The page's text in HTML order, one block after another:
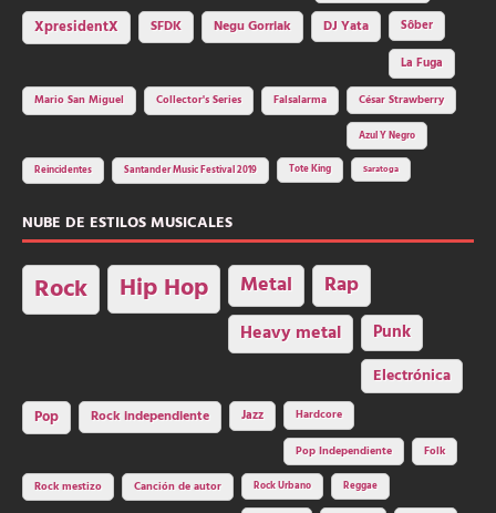
XpresidentX SFDK Negu Gorriak DJ Yata
Sôber
La Fuga
Mario San Miguel
Collector's Series Falsalarma César Strawberry
Azul Y Negro
Reincidentes Santander Music Festival 2019 Tote King Saratoga
NUBE DE ESTILOS MUSICALES
Rock Hip Hop Metal Rap
Heavy metal Punk
Electrónica
Pop Rock independiente Jazz Hardcore
Pop Independiente Folk
Rock mestizo Canción de autor Rock Urbano Reggae